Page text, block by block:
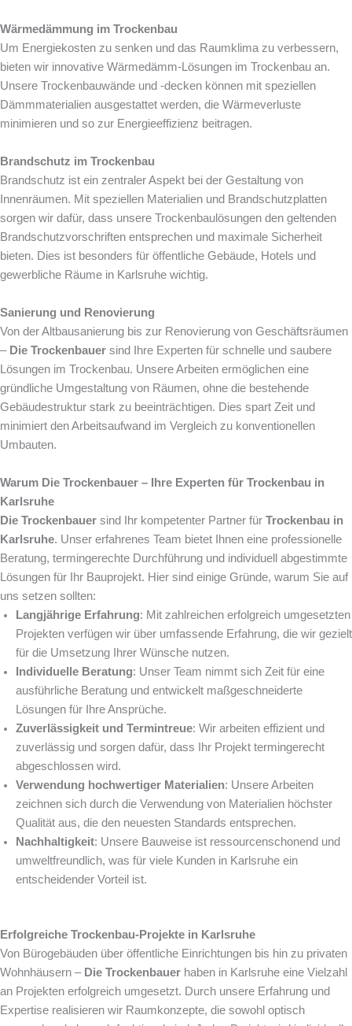
Wärmedämmung im Trockenbau
Um Energiekosten zu senken und das Raumklima zu verbessern,
bieten wir innovative Wärmedämm-Lösungen im Trockenbau an.
Unsere Trockenbauwände und -decken können mit speziellen
Dämmmaterialien ausgestattet werden, die Wärmeverluste
minimieren und so zur Energieeffizienz beitragen.
Brandschutz im Trockenbau
Brandschutz ist ein zentraler Aspekt bei der Gestaltung von
Innenräumen. Mit speziellen Materialien und Brandschutzplatten
sorgen wir dafür, dass unsere Trockenbaulösungen den geltenden
Brandschutzvorschriften entsprechen und maximale Sicherheit
bieten. Dies ist besonders für öffentliche Gebäude, Hotels und
gewerbliche Räume in Karlsruhe wichtig.
Sanierung und Renovierung
Von der Altbausanierung bis zur Renovierung von Geschäftsräumen
– Die Trockenbauer sind Ihre Experten für schnelle und saubere
Lösungen im Trockenbau. Unsere Arbeiten ermöglichen eine
gründliche Umgestaltung von Räumen, ohne die bestehende
Gebäudestruktur stark zu beeinträchtigen. Dies spart Zeit und
minimiert den Arbeitsaufwand im Vergleich zu konventionellen
Umbauten.
Warum Die Trockenbauer – Ihre Experten für Trockenbau in
Karlsruhe
Die Trockenbauer sind Ihr kompetenter Partner für Trockenbau in
Karlsruhe. Unser erfahrenes Team bietet Ihnen eine professionelle
Beratung, termingerechte Durchführung und individuell abgestimmte
Lösungen für Ihr Bauprojekt. Hier sind einige Gründe, warum Sie auf
uns setzen sollten:
Langjährige Erfahrung: Mit zahlreichen erfolgreich umgesetzten
Projekten verfügen wir über umfassende Erfahrung, die wir gezielt
für die Umsetzung Ihrer Wünsche nutzen.
Individuelle Beratung: Unser Team nimmt sich Zeit für eine
ausführliche Beratung und entwickelt maßgeschneiderte
Lösungen für Ihre Ansprüche.
Zuverlässigkeit und Termintreue: Wir arbeiten effizient und
zuverlässig und sorgen dafür, dass Ihr Projekt termingerecht
abgeschlossen wird.
Verwendung hochwertiger Materialien: Unsere Arbeiten
zeichnen sich durch die Verwendung von Materialien höchster
Qualität aus, die den neuesten Standards entsprechen.
Nachhaltigkeit: Unsere Bauweise ist ressourcenschonend und
umweltfreundlich, was für viele Kunden in Karlsruhe ein
entscheidender Vorteil ist.
Erfolgreiche Trockenbau-Projekte in Karlsruhe
Von Bürogebäuden über öffentliche Einrichtungen bis hin zu privaten
Wohnhäusern – Die Trockenbauer haben in Karlsruhe eine Vielzahl
an Projekten erfolgreich umgesetzt. Durch unsere Erfahrung und
Expertise realisieren wir Raumkonzepte, die sowohl optisch